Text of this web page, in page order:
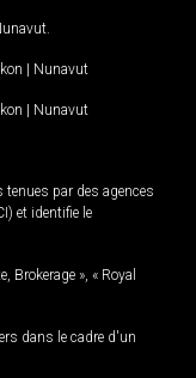
| Nunavut
| Nunavut
par des agences
et identifie le
Brokerage », « Royal
dans le cadre d'un